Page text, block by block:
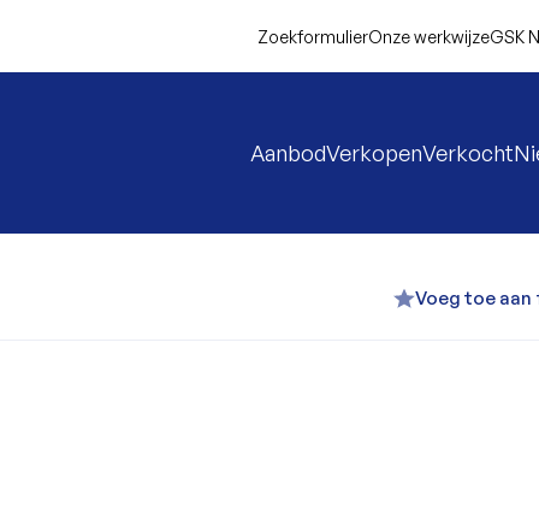
ZoekformulierOnze werkwijzeGSK
AanbodVerkopenVerkocht
Voeg toe